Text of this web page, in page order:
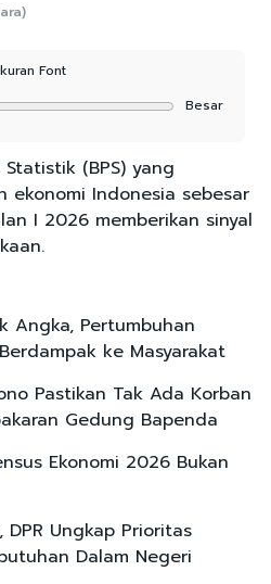
Font
Besar
(BPS) yang
ekonomi Indonesia sebesar
I 2026 memberikan sinyal
Angka, Pertumbuhan
ke Masyarakat
Pastikan Tak Ada Korban
Gedung Bapenda
Ekonomi 2026 Bukan
DPR Ungkap Prioritas
Dalam Negeri